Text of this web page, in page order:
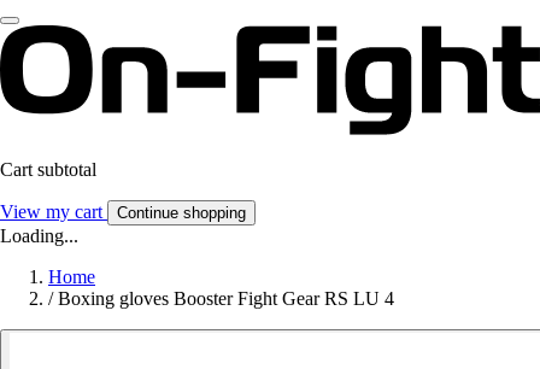
Cart subtotal
View my cart Continue shopping
Loading...
Home
/ Boxing gloves Booster Fight Gear RS LU 4